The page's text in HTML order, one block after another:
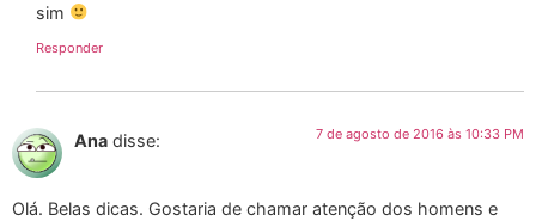
sim
Responder
Ana disse: 7 de agosto de 2016 às 10:33 PM
Olá. Belas dicas. Gostaria de chamar atenção dos homens e